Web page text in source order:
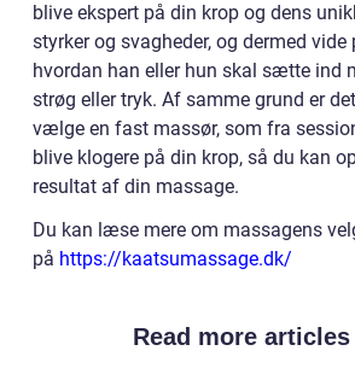
blive ekspert på din krop og dens
styrker og svagheder, og dermed
hvordan han eller hun skal sætte ind
strøg eller tryk. Af samme grund er
vælge en fast massør, som fra
blive klogere på din krop, så du kan
resultat af din massage.
Du kan læse mere om massagens
på https://kaatsumassage.dk/
Read more